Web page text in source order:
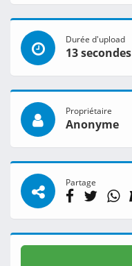
Durée d'upload
13 secondes
Propriétaire
Anonyme
Partage